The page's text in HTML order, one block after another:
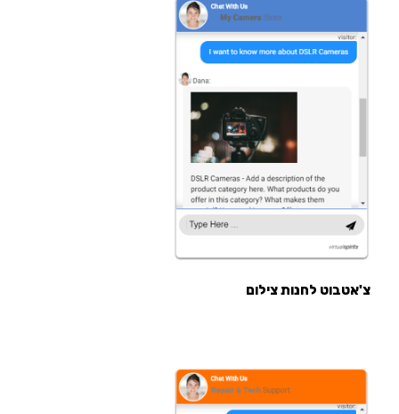
צ'אטבוט לחנות צילום